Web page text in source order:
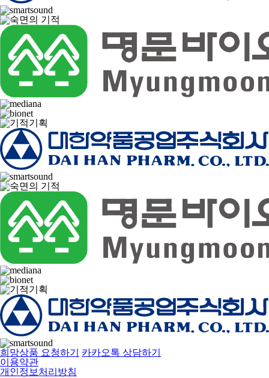
희망상품 요청하기
카카오톡 상담하기
이용약관
개인정보처리방침